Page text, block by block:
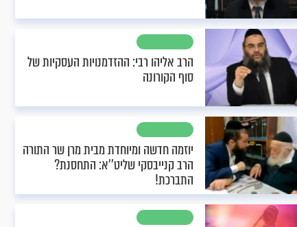
הרב אליהו רבי: ההזדמנויות העסקיות של
סוף הקורונה
יוזמה חדשה ומיוחדת מבית מרן שר התורה
הרב קנייבסקי שליט’’א: התחסנת?
התברכת!